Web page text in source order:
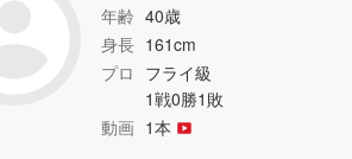
年齢 40歳
身長 161cm
プロ フライ級
1戦0勝1敗
動画 1本